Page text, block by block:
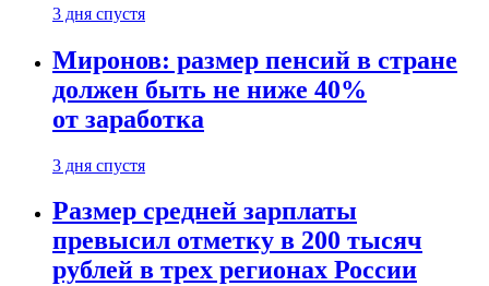
3 дня спустя
Миронов: размер пенсий в стране
должен быть не ниже 40%
от заработка
3 дня спустя
Размер средней зарплаты
превысил отметку в 200 тысяч
рублей в трех регионах России